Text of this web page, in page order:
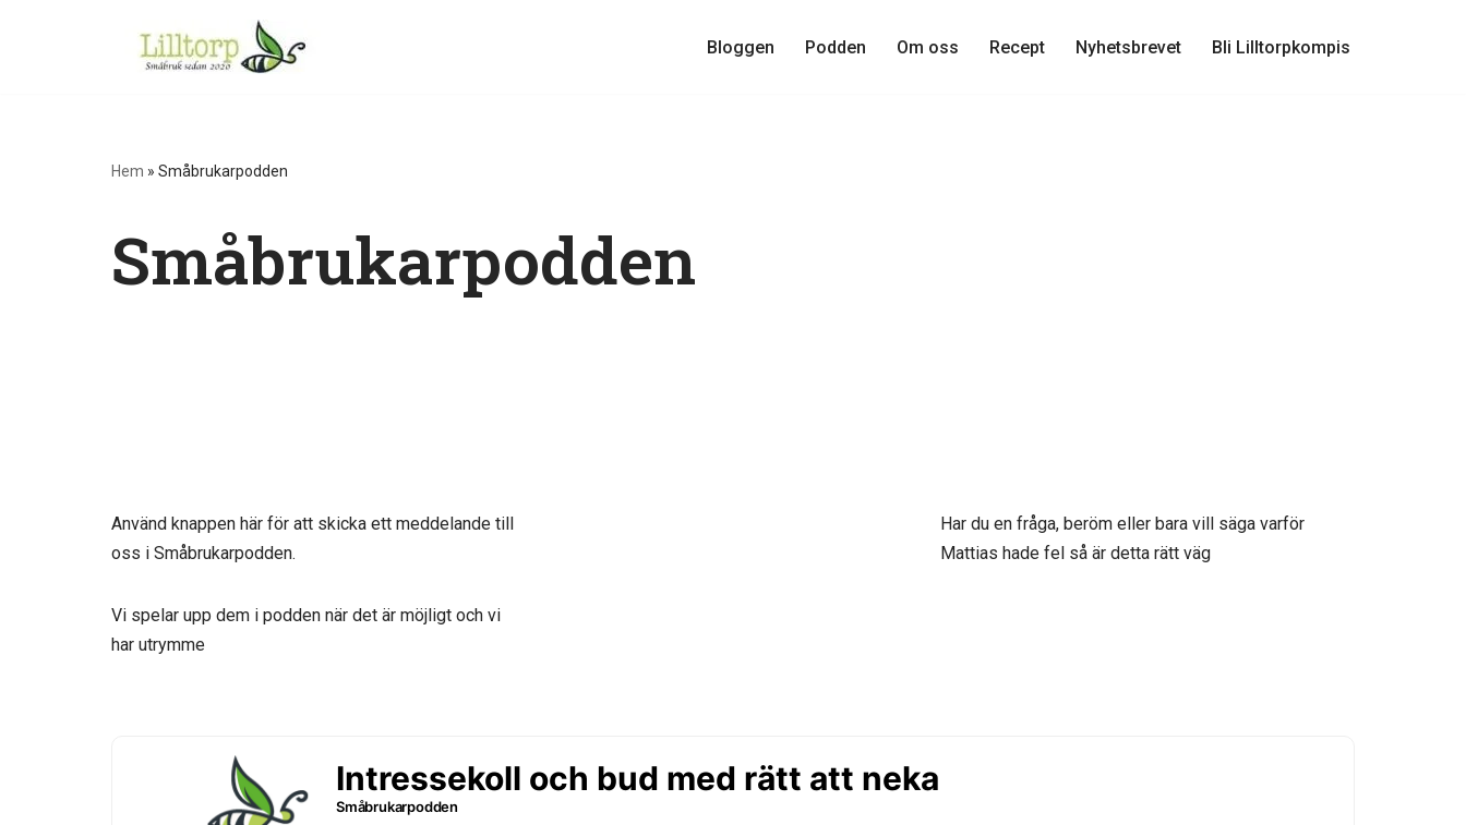
Bloggen Podden Om oss Recept Nyhetsbrevet Bli Lilltorpkompis
Hem » Småbrukarpodden
Småbrukarpodden
Använd knappen här för att skicka ett meddelande till
oss i Småbrukarpodden.
Vi spelar upp dem i podden när det är möjligt och vi
har utrymme
Har du en fråga, beröm eller bara vill säga varför
Mattias hade fel så är detta rätt väg